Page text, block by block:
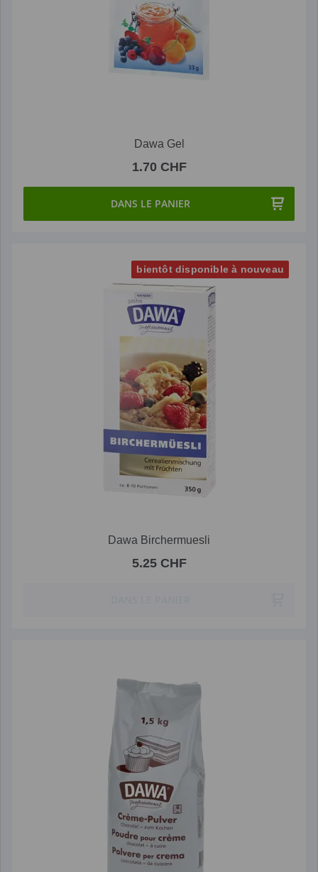
Dawa Gel
1.70 CHF
DANS LE PANIER
bientôt disponible à nouveau
Dawa Birchermuesli
5.25 CHF